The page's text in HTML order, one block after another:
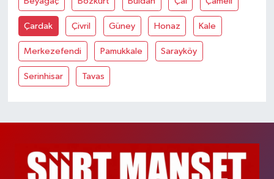
Çardak Çivril Güney Honaz Kale
Merkezefendi Pamukkale Sarayköy
Serinhisar Tavas